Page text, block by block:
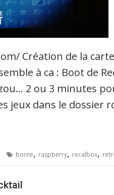
Création de la carte
à ca : Boot de
2 ou 3 minutes
jeux dans le dossier
borne, raspberry, recalbox,